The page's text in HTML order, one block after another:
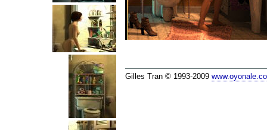
Gilles Tran © 1993-2009